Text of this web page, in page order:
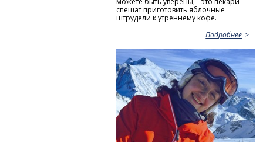
спешат приготовить яблочные
штрудели к утреннему кофе.
Подробнее